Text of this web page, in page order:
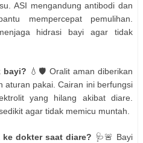
ASI mengandung antibodi dan
mempercepat pemulihan.
hidrasi bayi agar tidak
bayi? 💧🛡️ Oralit aman diberikan
aturan pakai. Cairan ini berfungsi
yang hilang akibat diare.
agar tidak memicu muntah.
dokter saat diare? 🩺🚨 Bayi